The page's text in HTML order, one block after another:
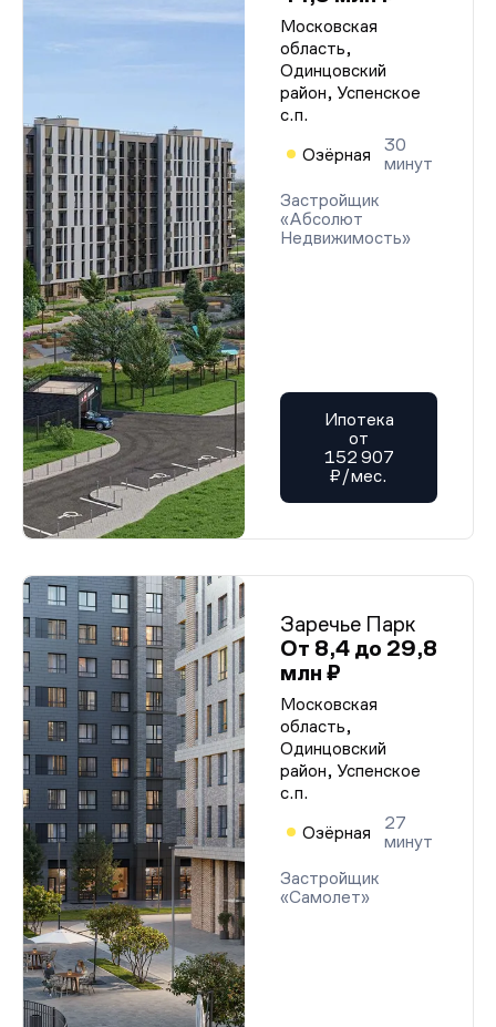
Московская
область,
Одинцовский
район, Успенское
с.п.
Озёрная
30
минут
Застройщик
«Абсолют
Недвижимость»
Ипотека
от
152 907
₽/мес.
Заречье Парк
От 8,4 до 29,8
млн ₽
Московская
область,
Одинцовский
район, Успенское
с.п.
Озёрная
27
минут
Застройщик
«Самолет»